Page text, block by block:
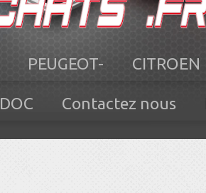
PEUGEOT- CITROEN
DOC Contactez nous